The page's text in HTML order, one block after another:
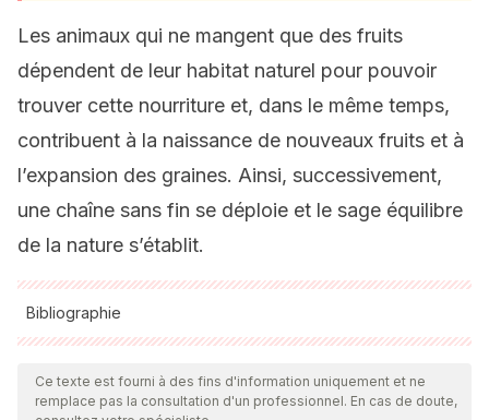
Les animaux qui ne mangent que des fruits
dépendent de leur habitat naturel pour pouvoir
trouver cette nourriture et, dans le même temps,
contribuent à la naissance de nouveaux fruits et à
l’expansion des graines. Ainsi, successivement,
une chaîne sans fin se déploie et le sage équilibre
de la nature s’établit.
Bibliographie
Toutes les sources citées ont été examinées en profondeur
par notre équipe pour garantir leur qualité, leur fiabilité, leur
actualité et leur validité. La bibliographie de cet article a été
Ce texte est fourni à des fins d'information uniquement et ne
remplace pas la consultation d'un professionnel. En cas de doute,